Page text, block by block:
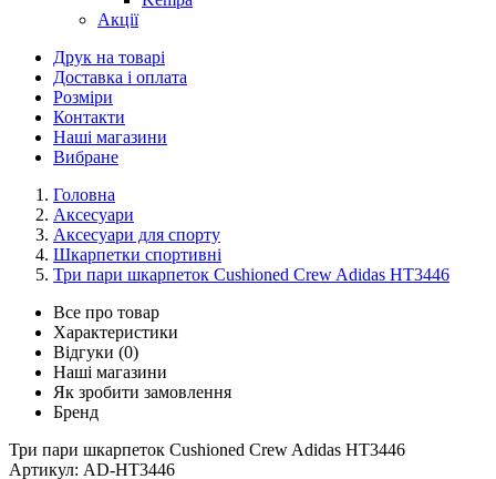
Акції
Друк на товарі
Доставка і оплата
Розміри
Контакти
Наші магазини
Вибране
Головна
Аксесуари
Аксесуари для спорту
Шкарпетки спортивні
Три пари шкарпеток Cushioned Crew Adidas HT3446
Все про товар
Характеристики
Відгуки (0)
Наші магазини
Як зробити замовлення
Бренд
Три пари шкарпеток Cushioned Crew Adidas HT3446
Артикул: AD-HT3446